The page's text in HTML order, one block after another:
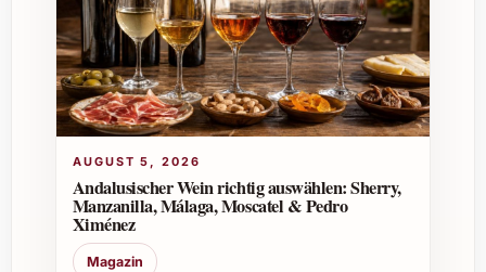
Liebsten oder Gäste mit diesem
aussergewöhnlichen Geschmackserlebnis!
AUGUST 5, 2026
Andalusischer Wein richtig auswählen: Sherry,
Manzanilla, Málaga, Moscatel & Pedro
Ximénez
Magazin